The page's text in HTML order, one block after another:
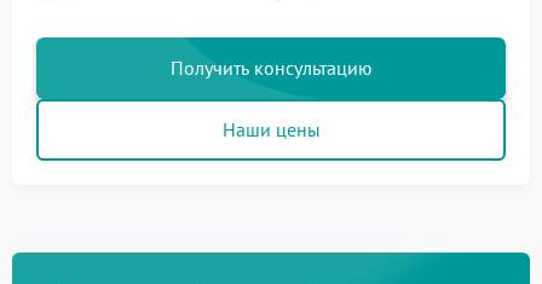
Получить консультацию
Наши цены